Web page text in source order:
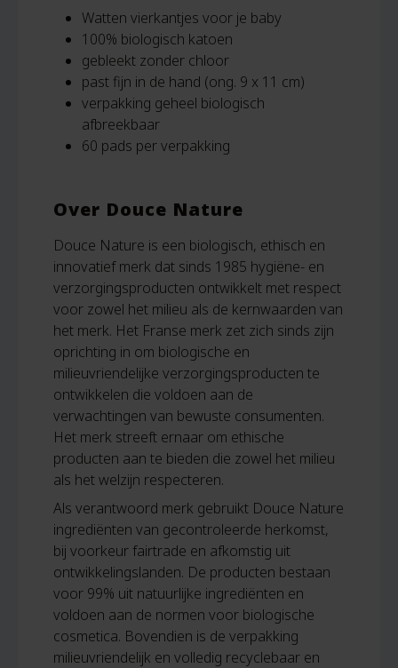
Watten vierkantjes voor je baby
100% biologisch katoen
gebleekt zonder chloor
past fijn in de hand (ong. 9 x 11 cm)
verpakking geheel biologisch
afbreekbaar
60 pads per verpakking
Over Douce Nature
Douce Nature is een biologisch, ethisch en
innovatief merk dat sinds 1985 hygiëne- en
verzorgingsproducten ontwikkelt met respect
voor zowel het milieu als de kernwaarden van
het merk. Het Franse merk zet zich sinds zijn
oprichting in om biologische en
milieuvriendelijke verzorgingsproducten te
ontwikkelen die voldoen aan de
verwachtingen van bewuste consumenten.
Het merk streeft ernaar om ethische
producten aan te bieden die zowel het milieu
als het welzijn respecteren.
Als verantwoord merk gebruikt Douce Nature
ingrediënten van gecontroleerde herkomst,
bij voorkeur fairtrade en afkomstig uit
ontwikkelingslanden. De producten bestaan
voor 99% uit natuurlijke ingrediënten en
voldoen aan de normen voor biologische
cosmetica. Bovendien is de verpakking
milieuvriendelijk en volledig recyclebaar en